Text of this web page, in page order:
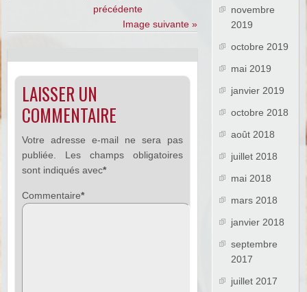
précédente
Image suivante »
LAISSER UN
COMMENTAIRE
Votre adresse e-mail ne sera pas
publiée.
Les champs obligatoires
sont indiqués avec*
Commentaire*
novembre
2019
octobre 2019
mai 2019
janvier 2019
octobre 2018
août 2018
juillet 2018
mai 2018
mars 2018
janvier 2018
septembre
2017
juillet 2017